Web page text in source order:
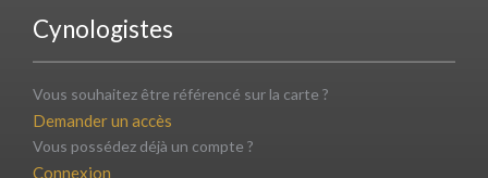
Cynologistes
Vous souhaitez être référencé sur la carte ?
Demander un accès
Vous possédez déjà un compte ?
Connexion